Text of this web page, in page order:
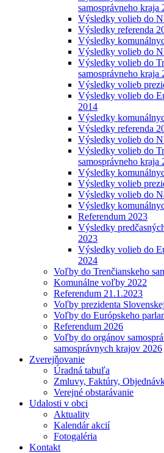
samosprávneho kraja
Výsledky volieb do
Výsledky referenda
Výsledky
Výsledky volieb do
Výsledky volieb do
samosprávneho kraja
Výsledky volieb
Výsledky volieb do
2014
Výsledky
Výsledky referenda
Výsledky volieb do
Výsledky volieb do
samosprávneho kraja
Výsledky
Výsledky volieb
Výsledky volieb do
Výsledky
Referendum 2023
Výsledky
2023
Výsledky volieb do
2024
Voľby do Trenčianskeho
Komunálne voľby 2022
Referendum 21.1.2023
Voľby prezidenta
Voľby do Európskeho
Referendum 2026
Voľby do orgánov
samosprávnych krajov 2026
Zverejňovanie
Úradná tabuľa
Zmluvy, Faktúry,
Verejné obstarávanie
Udalosti v obci
Aktuality
Kalendár akcií
Fotogaléria
Kontakt